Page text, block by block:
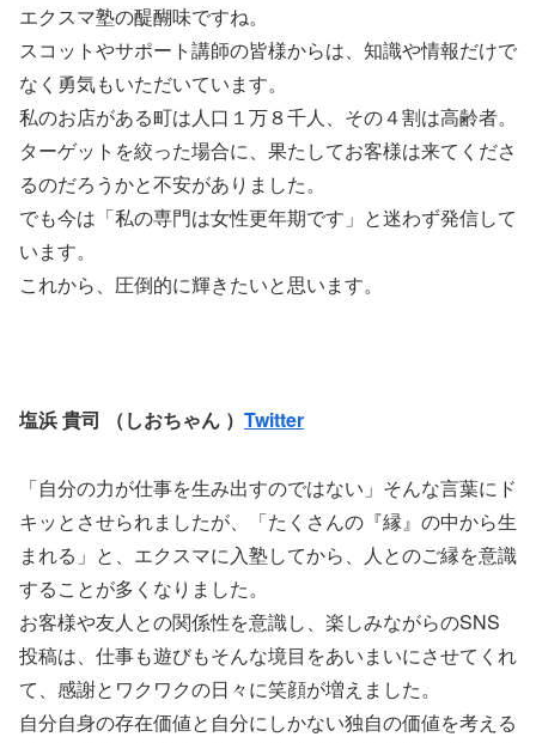
エクスマ塾の醍醐味ですね。
スコットやサポート講師の皆様からは、知識や情報だけで
なく勇気もいただいています。
私のお店がある町は人口１万８千人、その４割は高齢者。
ターゲットを絞った場合に、果たしてお客様は来てくださ
るのだろうかと不安がありました。
でも今は「私の専門は女性更年期です」と迷わず発信して
います。
これから、圧倒的に輝きたいと思います。
塩浜 貴司 （しおちゃん ） Twitter
「自分の力が仕事を生み出すのではない」そんな言葉にド
キッとさせられましたが、「たくさんの『縁』の中から生
まれる」と、エクスマに入塾してから、人とのご縁を意識
することが多くなりました。
お客様や友人との関係性を意識し、楽しみながらのSNS
投稿は、仕事も遊びもそんな境目をあいまいにさせてくれ
て、感謝とワクワクの日々に笑顔が増えました。
自分自身の存在価値と自分にしかない独自の価値を考える